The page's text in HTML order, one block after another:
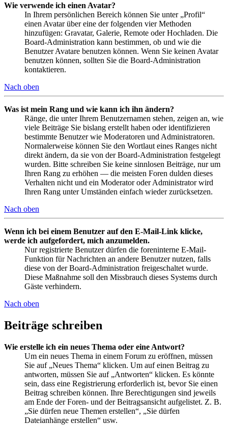
Wie verwende ich einen Avatar?
In Ihrem persönlichen Bereich können Sie unter „Profil“
einen Avatar über eine der folgenden vier Methoden
hinzufügen: Gravatar, Galerie, Remote oder Hochladen. Die
Board-Administration kann bestimmen, ob und wie die
Benutzer Avatare benutzen können. Wenn Sie keinen Avatar
benutzen können, sollten Sie die Board-Administration
kontaktieren.
Nach oben
Was ist mein Rang und wie kann ich ihn ändern?
Ränge, die unter Ihrem Benutzernamen stehen, zeigen an, wie
viele Beiträge Sie bislang erstellt haben oder identifizieren
bestimmte Benutzer wie Moderatoren und Administratoren.
Normalerweise können Sie den Wortlaut eines Ranges nicht
direkt ändern, da sie von der Board-Administration festgelegt
wurden. Bitte schreiben Sie keine sinnlosen Beiträge, nur um
Ihren Rang zu erhöhen — die meisten Foren dulden dieses
Verhalten nicht und ein Moderator oder Administrator wird
Ihren Rang unter Umständen einfach wieder zurücksetzen.
Nach oben
Wenn ich bei einem Benutzer auf den E-Mail-Link klicke,
werde ich aufgefordert, mich anzumelden.
Nur registrierte Benutzer dürfen die foreninterne E-Mail-
Funktion für Nachrichten an andere Benutzer nutzen, falls
diese von der Board-Administration freigeschaltet wurde.
Diese Maßnahme soll den Missbrauch dieses Systems durch
Gäste verhindern.
Nach oben
Beiträge schreiben
Wie erstelle ich ein neues Thema oder eine Antwort?
Um ein neues Thema in einem Forum zu eröffnen, müssen
Sie auf „Neues Thema“ klicken. Um auf einen Beitrag zu
antworten, müssen Sie auf „Antworten“ klicken. Es könnte
sein, dass eine Registrierung erforderlich ist, bevor Sie einen
Beitrag schreiben können. Ihre Berechtigungen sind jeweils
am Ende der Foren- und der Beitragsansicht aufgelistet. Z. B.
„Sie dürfen neue Themen erstellen“, „Sie dürfen
Dateianhänge erstellen“ usw.